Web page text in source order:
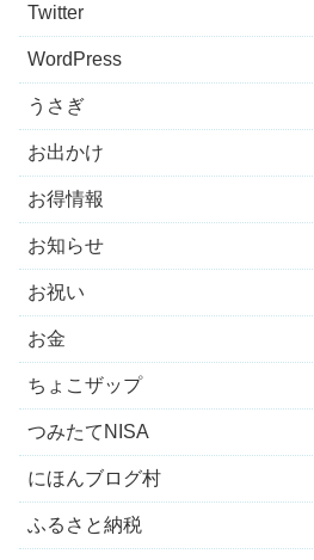
Twitter
WordPress
うさぎ
お出かけ
お得情報
お知らせ
お祝い
お金
ちょこザップ
つみたてNISA
にほんブログ村
ふるさと納税